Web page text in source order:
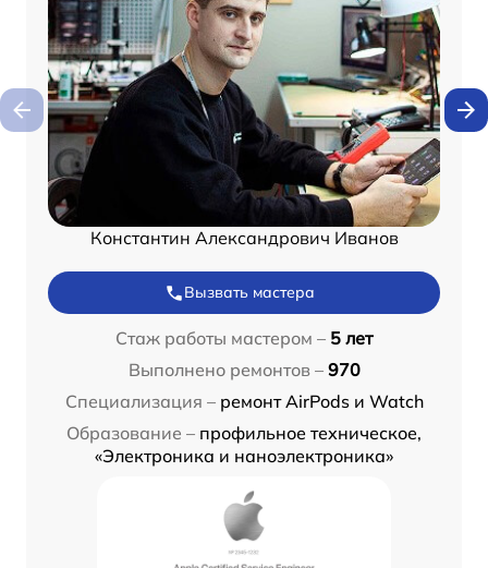
Константин Александрович Иванов
Вызвать мастера
Стаж работы мастером – 5 лет
Выполнено ремонтов – 970
Специализация – ремонт AirPods и Watch
Образование – профильное техническое,
«Электроника и наноэлектроника»